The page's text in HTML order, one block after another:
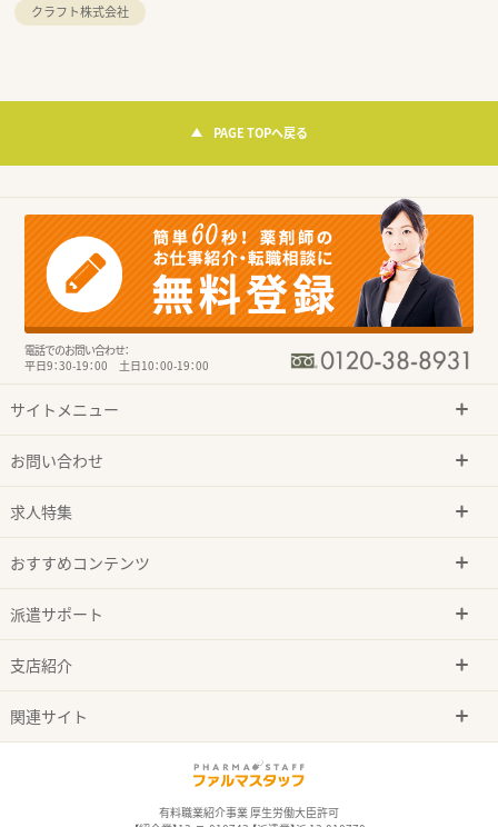
クラフト株式会社
PAGE TOPへ戻る
電話でのお問い合わせ：
平日9：30-19：00 土日10：00-19：00
サイトメニュー
お問い合わせ
求人特集
おすすめコンテンツ
派遣サポート
支店紹介
関連サイト
有料職業紹介事業 厚生労働大臣許可